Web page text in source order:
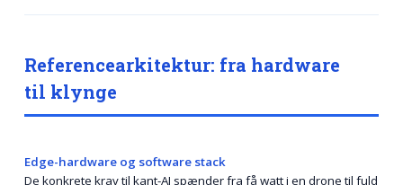
Referencearkitektur: fra hardware
til klynge
Edge-hardware og software stack
De konkrete krav til kant-AI spænder fra få watt i en drone til fuld